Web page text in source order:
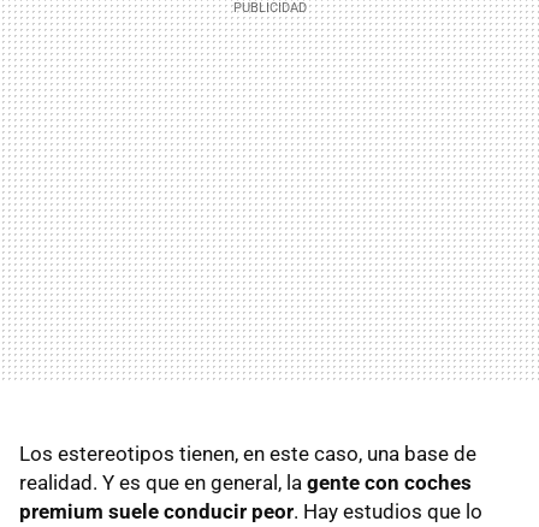
Los estereotipos tienen, en este caso, una base de
realidad. Y es que en general, la gente con coches
premium suele conducir peor. Hay estudios que lo